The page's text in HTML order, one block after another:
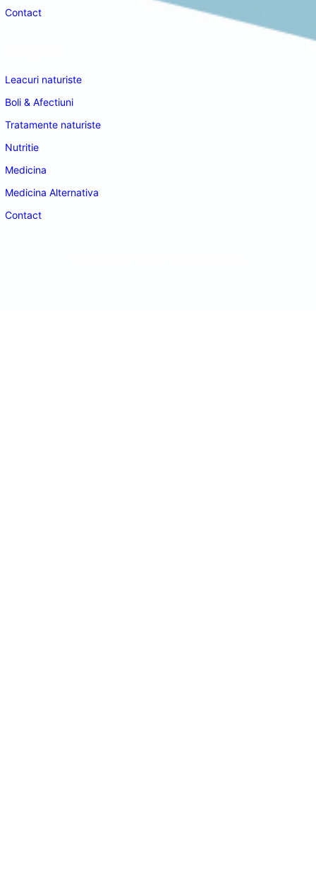
Contact
Leacuri naturiste
Boli & Afectiuni
Tratamente naturiste
Nutritie
Medicina
Medicina Alternativa
Contact